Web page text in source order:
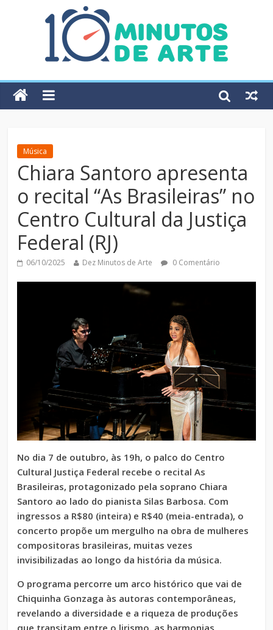
Música
Chiara Santoro apresenta
o recital “As Brasileiras” no
Centro Cultural da Justiça
Federal (RJ)
06/10/2025 Dez Minutos de Arte 0 Comentário
No dia 7 de outubro, às 19h, o palco do Centro
Cultural Justiça Federal recebe o recital As
Brasileiras, protagonizado pela soprano Chiara
Santoro ao lado do pianista Silas Barbosa. Com
ingressos a R$80 (inteira) e R$40 (meia-entrada), o
concerto propõe um mergulho na obra de mulheres
compositoras brasileiras, muitas vezes
invisibilizadas ao longo da história da música.
O programa percorre um arco histórico que vai de
Chiquinha Gonzaga às autoras contemporâneas,
revelando a diversidade e a riqueza de produções